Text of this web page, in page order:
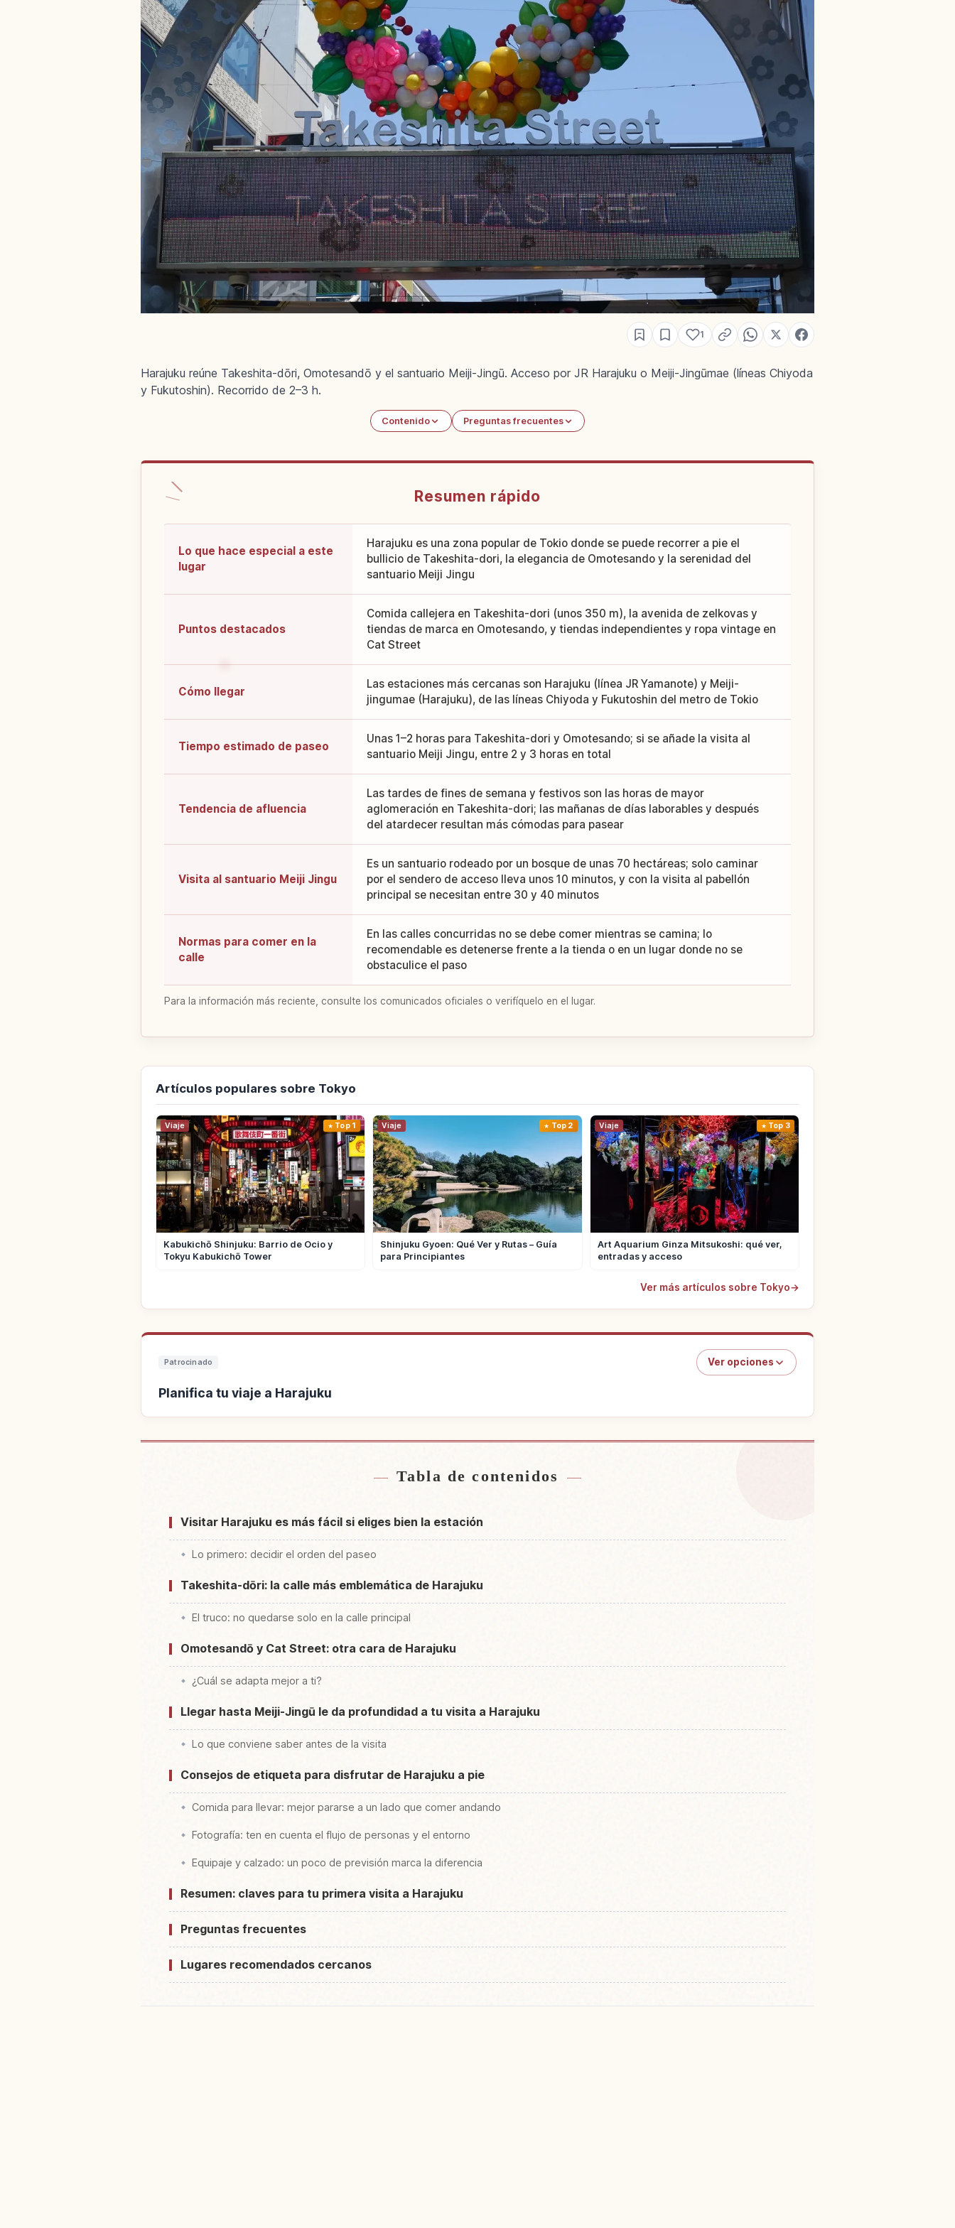
1
Harajuku reúne Takeshita-dōri, Omotesandō y el santuario Meiji-Jingū. Acceso por JR Harajuku o Meiji-Jingūmae (líneas Chiyoda
y Fukutoshin). Recorrido de 2–3 h.
Contenido Preguntas frecuentes
Resumen rápido
Lo que hace especial a este
lugar
Harajuku es una zona popular de Tokio donde se puede recorrer a pie el
bullicio de Takeshita-dori, la elegancia de Omotesando y la serenidad del
santuario Meiji Jingu
Puntos destacados
Comida callejera en Takeshita-dori (unos 350 m), la avenida de zelkovas y
tiendas de marca en Omotesando, y tiendas independientes y ropa vintage en
Cat Street
Cómo llegar
Las estaciones más cercanas son Harajuku (línea JR Yamanote) y Meiji-
jingumae (Harajuku), de las líneas Chiyoda y Fukutoshin del metro de Tokio
Tiempo estimado de paseo
Unas 1–2 horas para Takeshita-dori y Omotesando; si se añade la visita al
santuario Meiji Jingu, entre 2 y 3 horas en total
Tendencia de afluencia
Las tardes de fines de semana y festivos son las horas de mayor
aglomeración en Takeshita-dori; las mañanas de días laborables y después
del atardecer resultan más cómodas para pasear
Visita al santuario Meiji Jingu
Es un santuario rodeado por un bosque de unas 70 hectáreas; solo caminar
por el sendero de acceso lleva unos 10 minutos, y con la visita al pabellón
principal se necesitan entre 30 y 40 minutos
Normas para comer en la
calle
En las calles concurridas no se debe comer mientras se camina; lo
recomendable es detenerse frente a la tienda o en un lugar donde no se
obstaculice el paso
Para la información más reciente, consulte los comunicados oficiales o verifíquelo en el lugar.
Artículos populares sobre Tokyo
Viaje Top 1
Kabukichō Shinjuku: Barrio de Ocio y
Tokyu Kabukichō Tower
Viaje Top 2
Shinjuku Gyoen: Qué Ver y Rutas – Guía
para Principiantes
Viaje Top 3
Art Aquarium Ginza Mitsukoshi: qué ver,
entradas y acceso
Ver más artículos sobre Tokyo→
Patrocinado Ver opciones
Planifica tu viaje a Harajuku
Tabla de contenidos
Visitar Harajuku es más fácil si eliges bien la estación
Lo primero: decidir el orden del paseo
Takeshita-dōri: la calle más emblemática de Harajuku
El truco: no quedarse solo en la calle principal
Omotesandō y Cat Street: otra cara de Harajuku
¿Cuál se adapta mejor a ti?
Llegar hasta Meiji-Jingū le da profundidad a tu visita a Harajuku
Lo que conviene saber antes de la visita
Consejos de etiqueta para disfrutar de Harajuku a pie
Comida para llevar: mejor pararse a un lado que comer andando
Fotografía: ten en cuenta el flujo de personas y el entorno
Equipaje y calzado: un poco de previsión marca la diferencia
Resumen: claves para tu primera visita a Harajuku
Preguntas frecuentes
Lugares recomendados cercanos